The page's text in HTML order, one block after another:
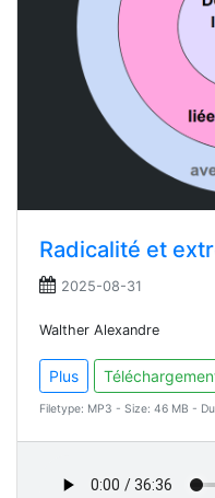
Radicalité et
2025-08-31
Walther Alexandre
Plus
Filetype: MP3 - Size: 46 MB -